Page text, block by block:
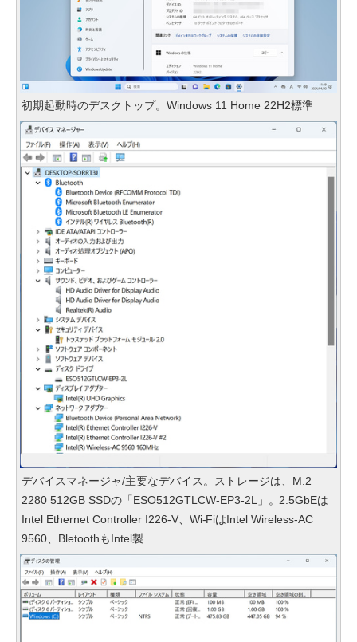
初期起動時のデスクトップ。Windows 11 Home 22H2標準
デバイスマネージャ/主要なデバイス。ストレージは、M.2
2280 512GB SSDの「ESO512GTLCW-EP3-2L」。2.5GbEは
Intel Ethernet Controller I226-V、Wi-FiはIntel Wireless-AC
9560、BletoothもIntel製